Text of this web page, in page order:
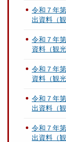
令和７年
出資料（
令和７年
資料（観
令和７年
資料（観
令和７年
出資料（
令和７年
出資料（